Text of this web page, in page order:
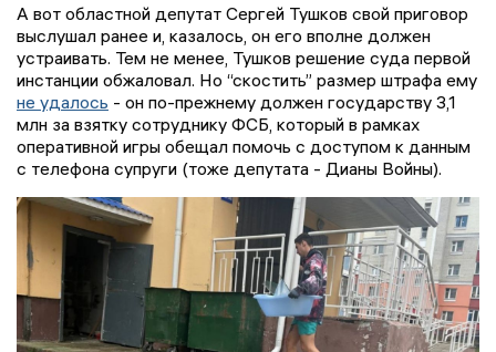
А вот областной депутат Сергей Тушков свой приговор
выслушал ранее и, казалось, он его вполне должен
устраивать. Тем не менее, Тушков решение суда первой
инстанции обжаловал. Но “скостить” размер штрафа ему
не удалось - он по-прежнему должен государству 3,1
млн за взятку сотруднику ФСБ, который в рамках
оперативной игры обещал помочь с доступом к данным
с телефона супруги (тоже депутата - Дианы Войны).